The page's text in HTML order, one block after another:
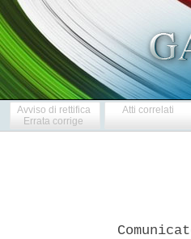
Avviso di rettifica
Errata corrige
Atti correlati